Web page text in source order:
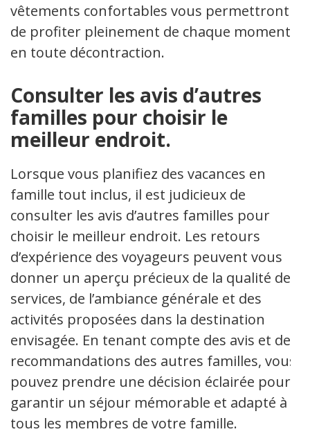
vêtements confortables vous permettront
de profiter pleinement de chaque moment
en toute décontraction.
Consulter les avis d’autres
familles pour choisir le
meilleur endroit.
Lorsque vous planifiez des vacances en
famille tout inclus, il est judicieux de
consulter les avis d’autres familles pour
choisir le meilleur endroit. Les retours
d’expérience des voyageurs peuvent vous
donner un aperçu précieux de la qualité des
services, de l’ambiance générale et des
activités proposées dans la destination
envisagée. En tenant compte des avis et des
recommandations des autres familles, vous
pouvez prendre une décision éclairée pour
garantir un séjour mémorable et adapté à
tous les membres de votre famille.